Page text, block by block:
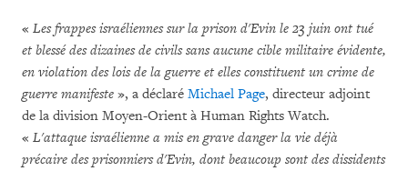
« Les frappes israéliennes sur la prison d'Evin le 23 juin ont tué
et blessé des dizaines de civils sans aucune cible militaire évidente,
en violation des lois de la guerre et elles constituent un crime de
guerre manifeste », a déclaré Michael Page, directeur adjoint
de la division Moyen-Orient à Human Rights Watch.
« L'attaque israélienne a mis en grave danger la vie déjà
précaire des prisonniers d'Evin, dont beaucoup sont des dissidents